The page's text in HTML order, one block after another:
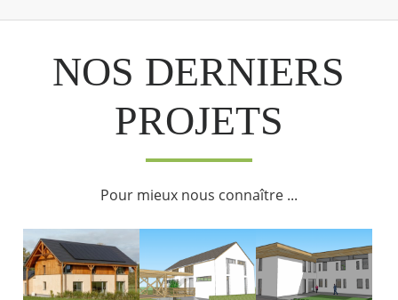
NOS DERNIERS
PROJETS
Pour mieux nous connaître ...